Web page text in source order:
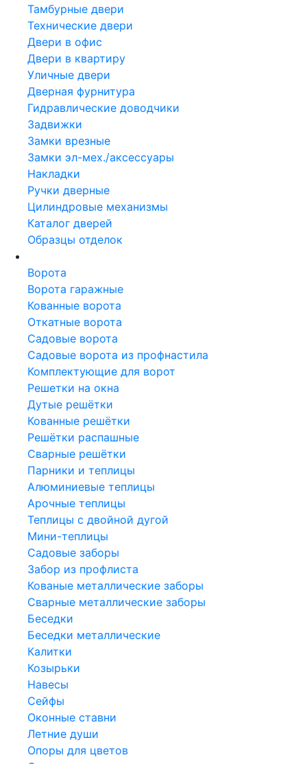
Тамбурные двери
Технические двери
Двери в офис
Двери в квартиру
Уличные двери
Дверная фурнитура
Гидравлические доводчики
Задвижки
Замки врезные
Замки эл-мех./аксессуары
Накладки
Ручки дверные
Цилиндровые механизмы
Каталог дверей
Образцы отделок
Ворота
Ворота гаражные
Кованные ворота
Откатные ворота
Садовые ворота
Садовые ворота из профнастила
Комплектующие для ворот
Решетки на окна
Дутые решётки
Кованные решётки
Решётки распашные
Сварные решётки
Парники и теплицы
Алюминиевые теплицы
Арочные теплицы
Теплицы с двойной дугой
Мини-теплицы
Садовые заборы
Забор из профлиста
Кованые металлические заборы
Сварные металлические заборы
Беседки
Беседки металлические
Калитки
Козырьки
Навесы
Сейфы
Оконные ставни
Летние души
Опоры для цветов